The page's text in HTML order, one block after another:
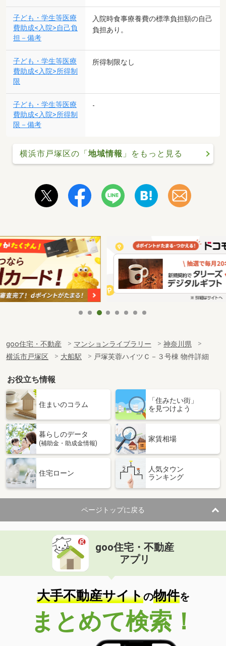
子ども・学生等医療
費助成<入院>自己負
担－備考
入院時食事療養費の標準負担額の自己
負担あり。
子ども・学生等医療
費助成<入院>所得制
限
所得制限なし
子ども・学生等医療
費助成<入院>所得制
限－備考
-
横浜市戸塚区の「地域情報 」をもっと見る
goo住宅・不動産 マンションライブラリー
神奈川県
横浜市戸塚区
大船駅 戸塚芙蓉ハイツＣ－３号棟 物件詳細
お役立ち情報
住まいのコラム
「住みたい街」
を見つけよう
暮らしのデータ
(補助金・助成金情報)
家賃相場
住宅ローン
人気タウン
ランキング
ページトップに戻る
goo住宅・不動産
アプリ
大手不動産サイトの物件を
まとめて検索！